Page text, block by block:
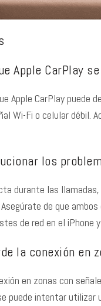
Apple CarPlay
Apple CarPlay
Wi-Fi o celular débil.
los
durante las
de que
de red en el
la conexión
en zonas con
puede intentar utilizar